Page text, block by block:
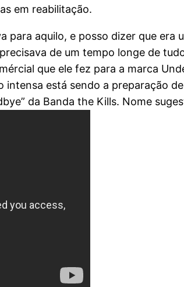
em reabilitação.
aquilo, e posso dizer que era
de um tempo longe de
que ele fez para a marca
intensa está sendo a preparação
da Banda the Kills. Nome